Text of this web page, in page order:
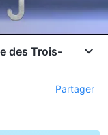
des Trois-
Partager